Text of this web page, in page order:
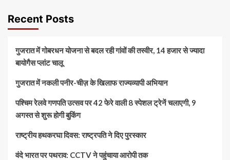
Recent Posts
गुजरात में गोबरधन योजना से बदल रही गांवों की तस्वीर, 14 हजार से ज्यादा
बायोगैस प्लांट चालू
गुजरात में नकली पनीर-चीज़ के खिलाफ राज्यव्यापी अभियान
पश्चिम रेलवे गणपति उत्सव पर 42 फेरे वाली 8 स्पेशल ट्रेनें चलाएगी, 9
अगस्त से शुरू होगी बुकिंग
राष्ट्रीय हथकरघा दिवस: राष्ट्रपति ने दिए पुरस्कार
वंदे भारत पर पथराव: CCTV ने पहुंचाया आरोपी तक